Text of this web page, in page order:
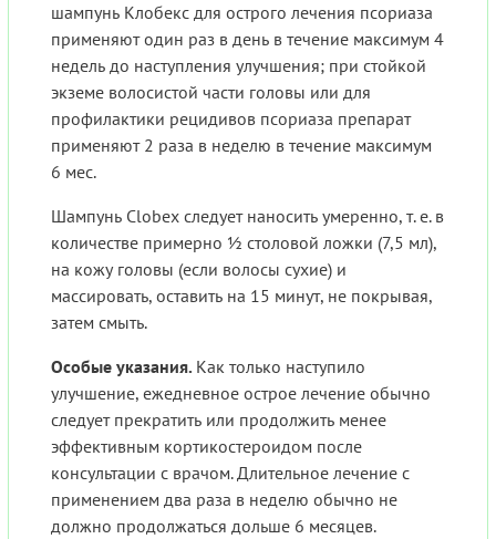
шампунь Клобекс для острого лечения псориаза
применяют один раз в день в течение максимум 4
недель до наступления улучшения; при стойкой
экземе волосистой части головы или для
профилактики рецидивов псориаза препарат
применяют 2 раза в неделю в течение максимум
6 мес.
Шампунь Clobex следует наносить умеренно, т. е. в
количестве примерно ½ столовой ложки (7,5 мл),
на кожу головы (если волосы сухие) и
массировать, оставить на 15 минут, не покрывая,
затем смыть.
Особые указания. Как только наступило
улучшение, ежедневное острое лечение обычно
следует прекратить или продолжить менее
эффективным кортикостероидом после
консультации с врачом. Длительное лечение с
применением два раза в неделю обычно не
должно продолжаться дольше 6 месяцев.